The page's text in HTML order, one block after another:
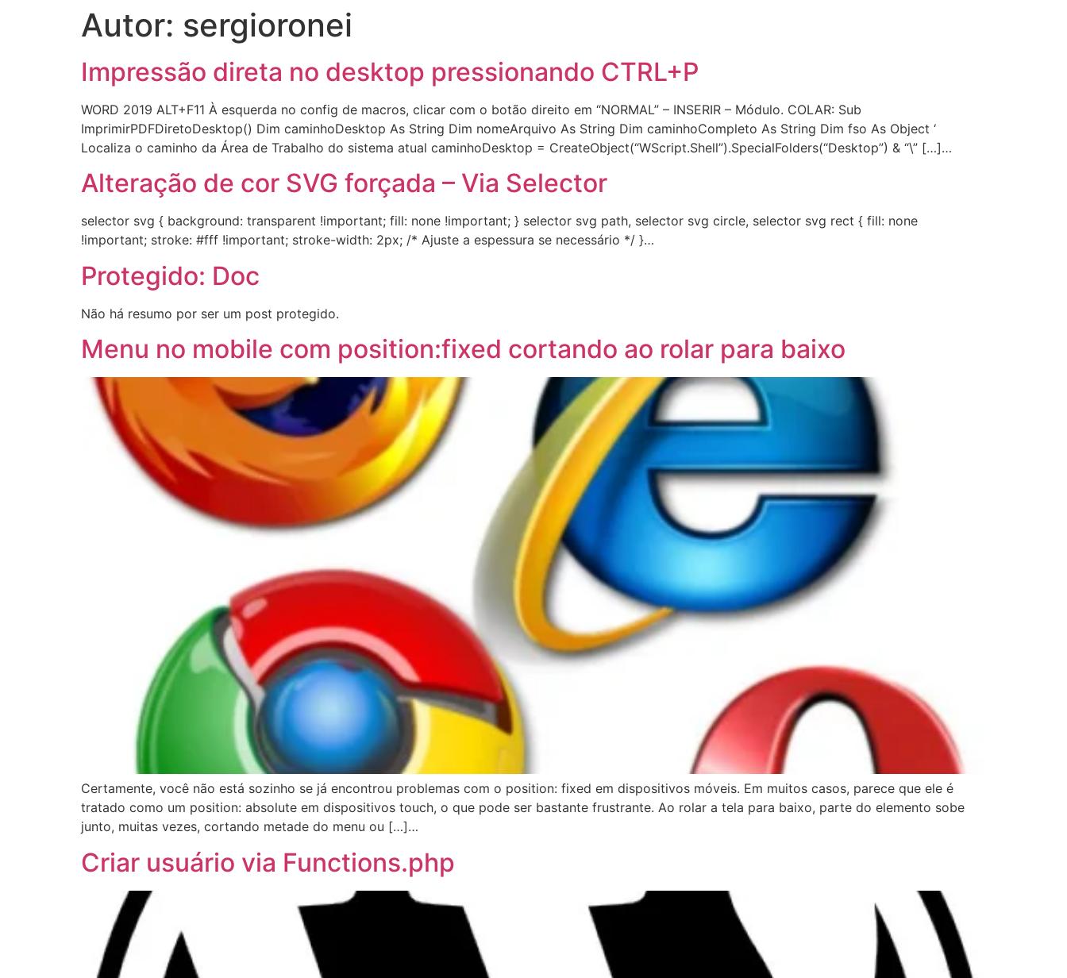
Autor: sergioronei
Impressão direta no desktop pressionando CTRL+P
WORD 2019 ALT+F11 À esquerda no config de macros, clicar com o botão direito em “NORMAL” – INSERIR – Módulo. COLAR: Sub
ImprimirPDFDiretoDesktop() Dim caminhoDesktop As String Dim nomeArquivo As String Dim caminhoCompleto As String Dim fso As Object ‘
Localiza o caminho da Área de Trabalho do sistema atual caminhoDesktop = CreateObject(“WScript.Shell”).SpecialFolders(“Desktop”) & “\” […]…
Alteração de cor SVG forçada – Via Selector
selector svg { background: transparent !important; fill: none !important; } selector svg path, selector svg circle, selector svg rect { fill: none
!important; stroke: #fff !important; stroke-width: 2px; /* Ajuste a espessura se necessário */ }…
Protegido: Doc
Não há resumo por ser um post protegido.
Menu no mobile com position:fixed cortando ao rolar para baixo
Certamente, você não está sozinho se já encontrou problemas com o position: fixed em dispositivos móveis. Em muitos casos, parece que ele é
tratado como um position: absolute em dispositivos touch, o que pode ser bastante frustrante. Ao rolar a tela para baixo, parte do elemento sobe
junto, muitas vezes, cortando metade do menu ou […]…
Criar usuário via Functions.php